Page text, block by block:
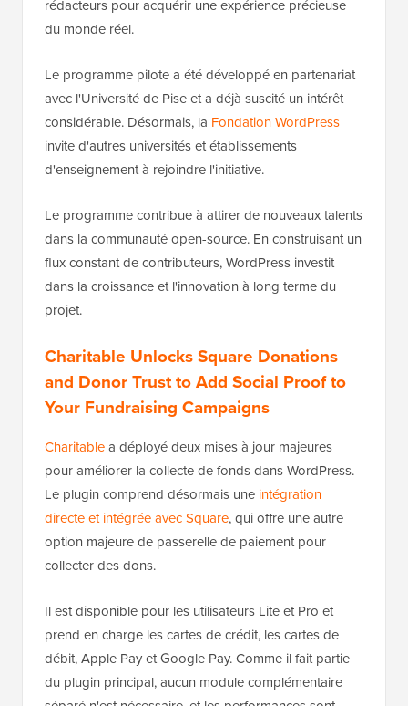
rédacteurs pour acquérir une expérience précieuse
du monde réel.
Le programme pilote a été développé en partenariat
avec l'Université de Pise et a déjà suscité un intérêt
considérable. Désormais, la Fondation WordPress
invite d'autres universités et établissements
d'enseignement à rejoindre l'initiative.
Le programme contribue à attirer de nouveaux talents
dans la communauté open-source. En construisant un
flux constant de contributeurs, WordPress investit
dans la croissance et l'innovation à long terme du
projet.
Charitable Unlocks Square Donations
and Donor Trust to Add Social Proof to
Your Fundraising Campaigns
Charitablea déployé deux mises à jour majeures
pour améliorer la collecte de fonds dans WordPress.
Le plugin comprend désormais une intégration
directe et intégrée avec Square, qui offre une autre
option majeure de passerelle de paiement pour
collecter des dons.
Il est disponible pour les utilisateurs Lite et Pro et
prend en charge les cartes de crédit, les cartes de
débit, Apple Pay et Google Pay. Comme il fait partie
du plugin principal, aucun module complémentaire